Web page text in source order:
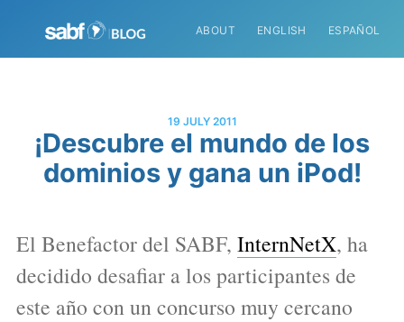
ABOUT ENGLISH ESPAÑOL
19 JULY 2011
¡Descubre el mundo de los
dominios y gana un iPod!
El Benefactor del SABF, InternNetX, ha
decidido desafiar a los participantes de
este año con un concurso muy cercano